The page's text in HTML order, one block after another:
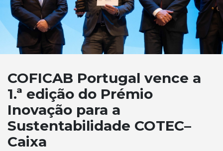
Notícias
Eventos
Projectos
COFICAB Portugal vence a
1.ª edição do Prémio
Inovação para a
Sustentabilidade COTEC–
Caixa